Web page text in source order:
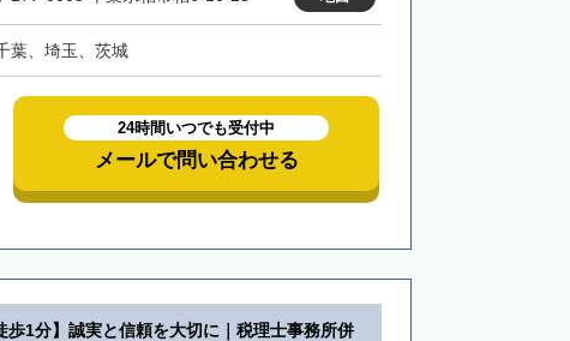
葉、埼玉、茨城
24時間いつでも受付中
メールで問い合わせる
歩1分】誠実と信頼を大切に｜税理士事務所併